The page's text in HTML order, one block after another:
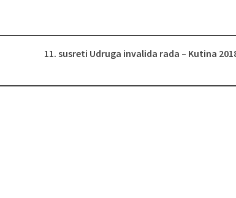
11. susreti Udruga invalida rada – Kutina